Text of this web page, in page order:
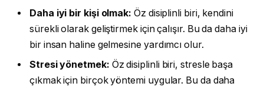
Daha iyi bir kişi olmak: Öz disiplinli biri, kendini
sürekli olarak geliştirmek için çalışır. Bu da daha iyi
bir insan haline gelmesine yardımcı olur.
Stresi yönetmek: Öz disiplinli biri, stresle başa
çıkmak için birçok yöntemi uygular. Bu da daha